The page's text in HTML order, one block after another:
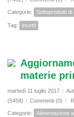
Categorie: Sottoprodotti di
Tag: insetti
materie
martedì 11 luglio 2017 /
(5458) / Commenti (0) /
Categorie: Alimentazione